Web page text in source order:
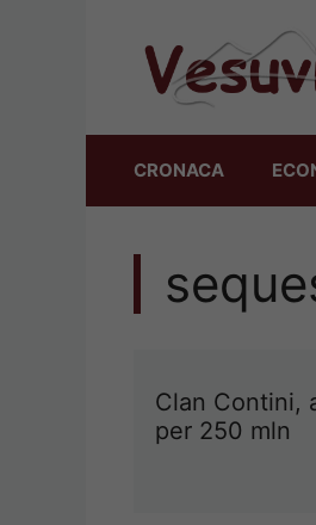
CRONACA
Clan Contini,
per 250 mln